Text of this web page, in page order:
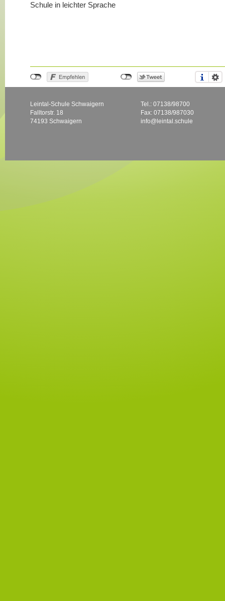
Schule in leichter Sprache
Leintal-Schule Schwaigern
Falltorstr. 18
74193 Schwaigern
Tel.: 07138/98700
Fax: 07138/987030
info@leintal.schule